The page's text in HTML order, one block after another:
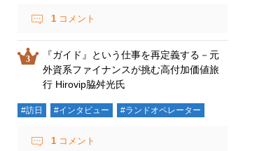
1 コメント
『ガイド』という仕事を再定義する－元
外資系ファイナンスが挑む高付加価値旅
行 Hirovip脇舛光氏
#訪日 #インタビュー #ランドオペレーター
1 コメント